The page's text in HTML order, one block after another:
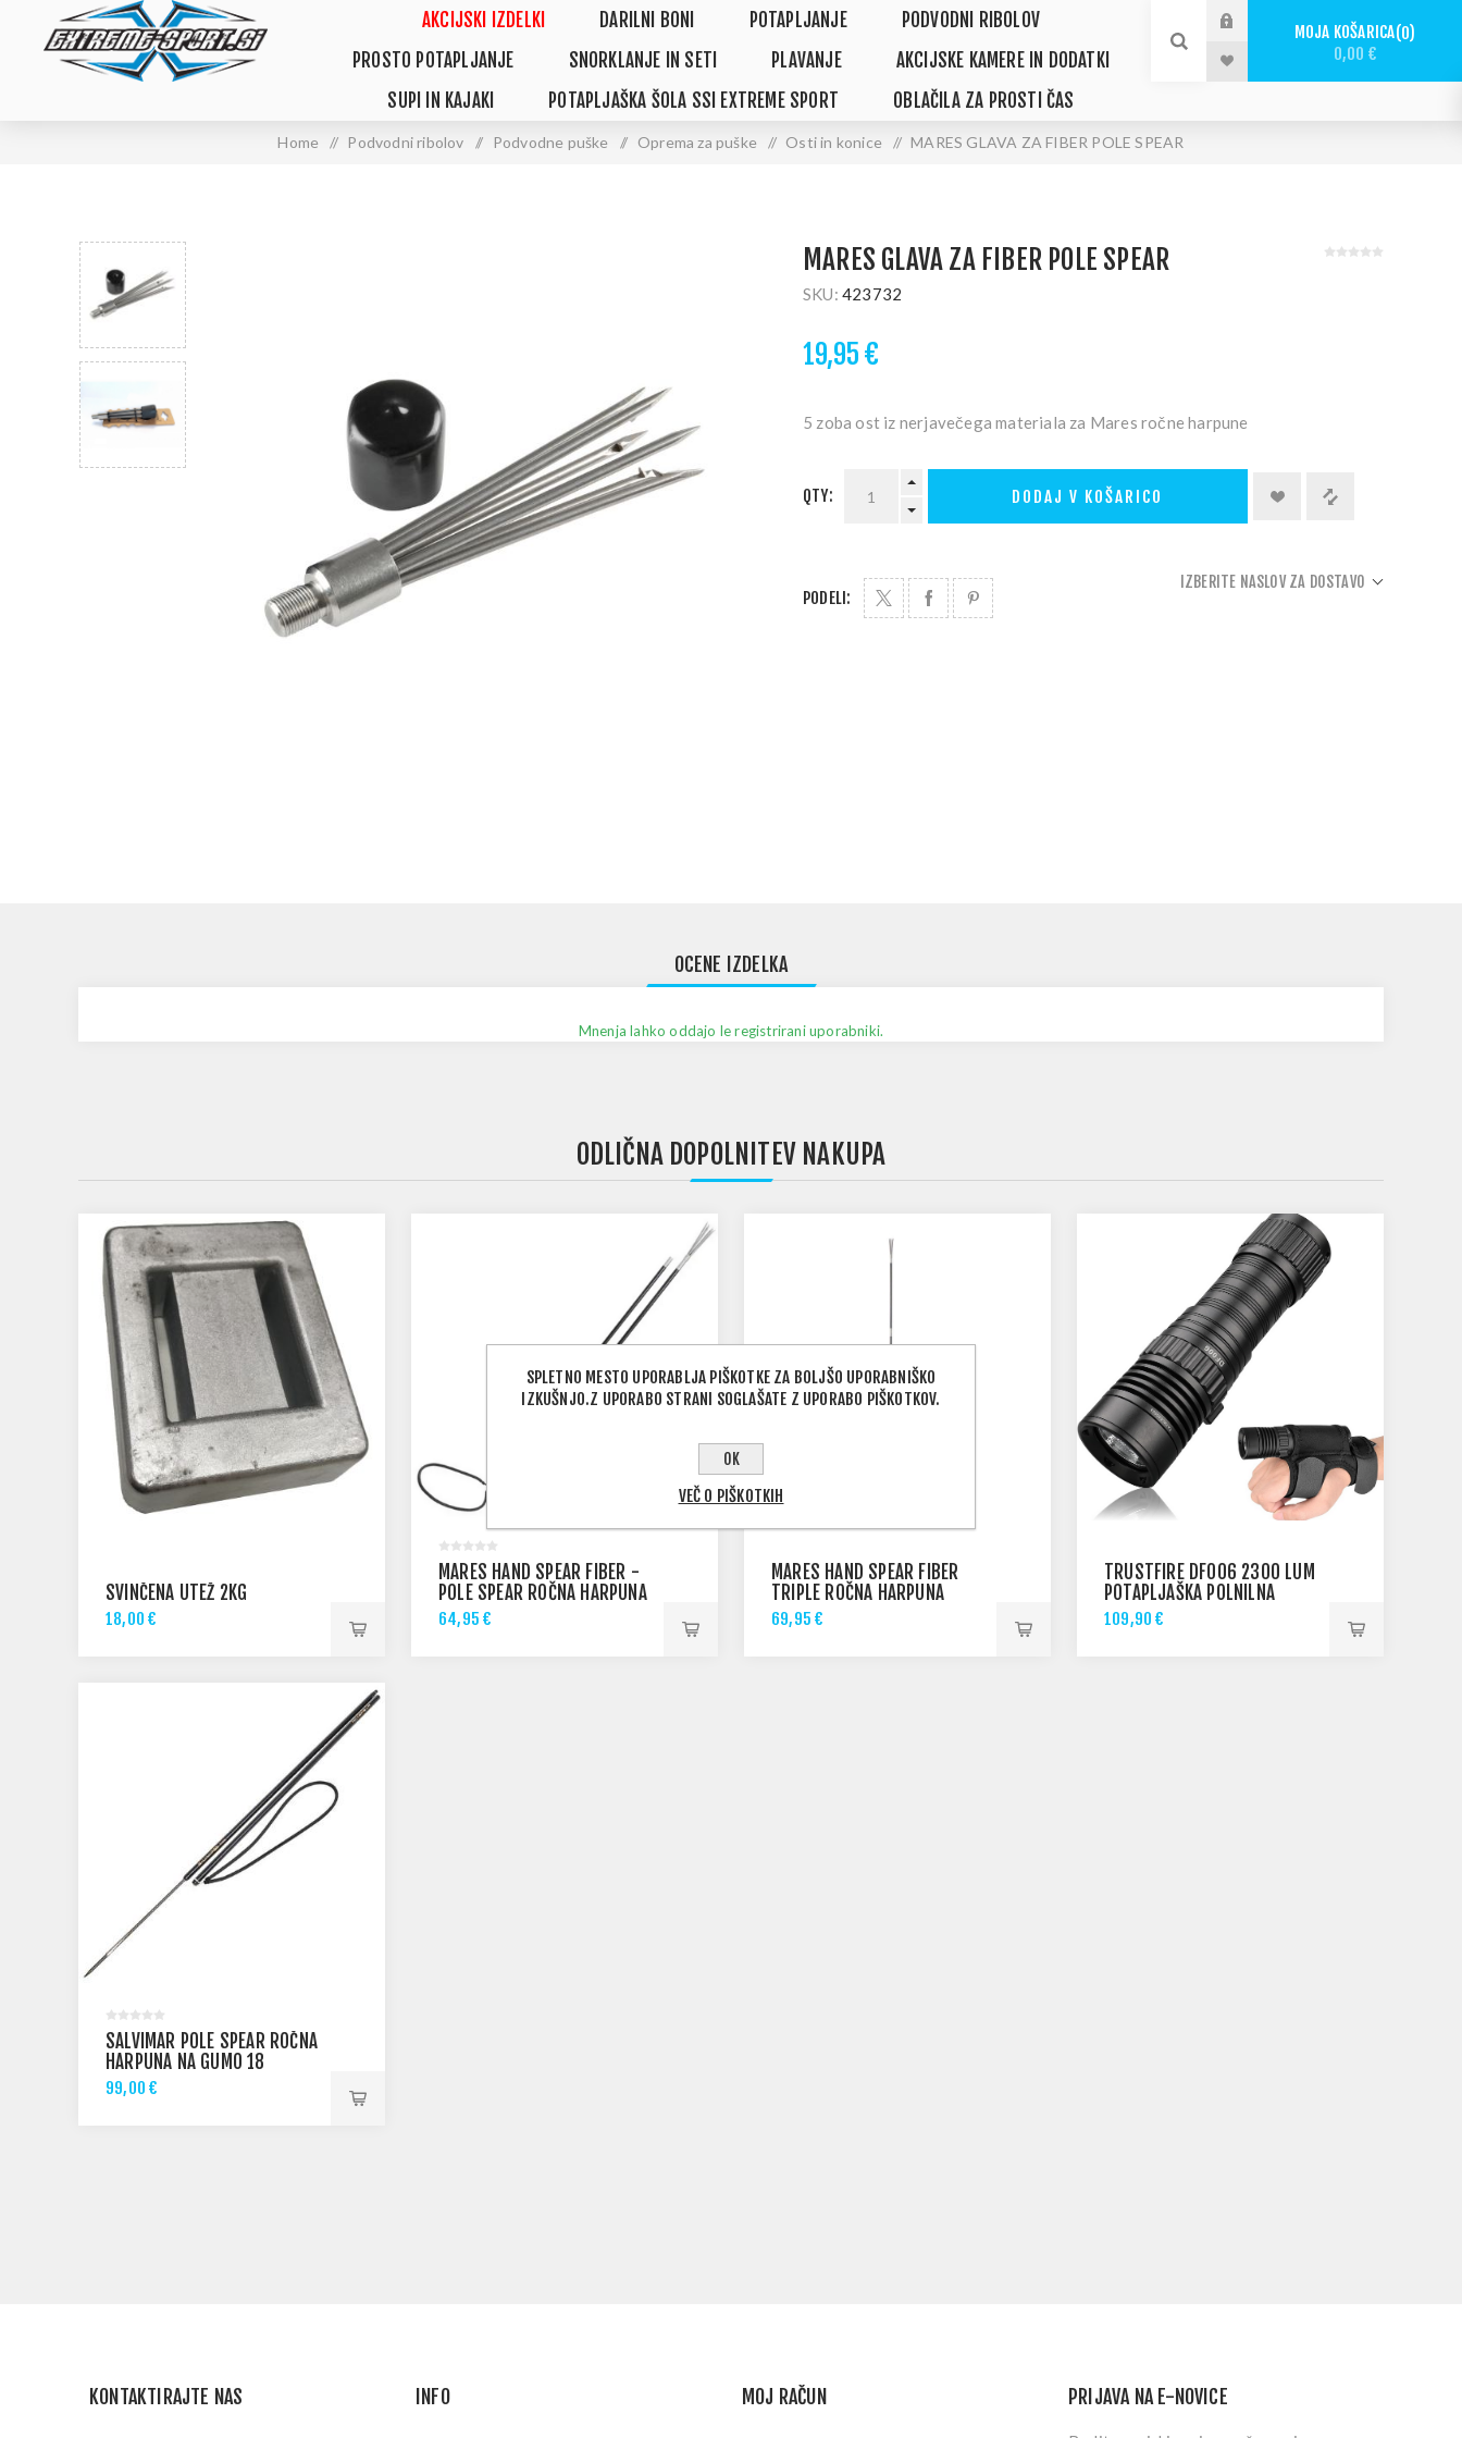
AKCIJSKI IZDELKI DARILNI BONI POTAPLJANJE
PODVODNI RIBOLOV
PROSTO POTAPLJANJE
SNORKLANJE IN SETI PLAVANJE
AKCIJSKE KAMERE IN DODATKI
SUPI IN KAJAKI
POTAPLJAŠKA ŠOLA SSI EXTREME SPORT OBLAČILA ZA PROSTI ČAS
MOJA KOŠARICA 0
0,00 €
Home / Podvodni ribolov / Podvodne puške / Oprema za puške / Osti in konice / MARES GLAVA ZA FIBER POLE SPEAR
MARES GLAVA ZA FIBER POLE SPEAR
SKU: 423732
19,95 €
5 zoba ost iz nerjavečega materiala za Mares ročne harpune
QTY: DODAJ V KOŠARICO
PODELI:
IZBERITE NASLOV ZA DOSTAVO
OCENE IZDELKA
Mnenja lahko oddajo le registrirani uporabniki.
ODLIČNA DOPOLNITEV NAKUPA
SVINČENA UTEŽ 2KG
18,00 €
MARES HAND SPEAR FIBER -
POLE SPEAR ROČNA HARPUNA
64,95 €
MARES HAND SPEAR FIBER
TRIPLE ROČNA HARPUNA
69,95 €
TRUSTFIRE DF006 2300 LUM
POTAPLJAŠKA POLNILNA
SVETILKA
109,90 €
SALVIMAR POLE SPEAR ROČNA
HARPUNA NA GUMO 18
99,00 €
KONTAKTIRAJTE NAS INFO MOJ RAČUN PRIJAVA NA E-NOVICE
SPLETNO MESTO UPORABLJA PIŠKOTKE ZA BOLJŠO UPORABNIŠKO
IZKUŠNJO.Z UPORABO STRANI SOGLAŠATE Z UPORABO PIŠKOTKOV.
OK
VEČ O PIŠKOTKIH